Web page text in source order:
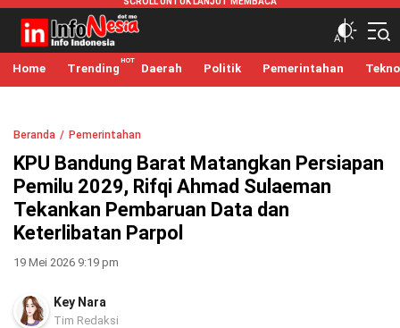
infonesia.me
Info Indonesia
Home Trending Daerah Politik Pemerintahan Tekno
Beranda Pemerintahan
KPU Bandung Barat Matangkan Persiapan
Pemilu 2029, Rifqi Ahmad Sulaeman
Tekankan Pembaruan Data dan
Keterlibatan Parpol
19 Mei 2026 9:19 pm
Key Nara
Tim Redaksi